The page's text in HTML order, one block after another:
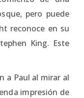
pero puede
reconoce en su
King. Este
a Paul al mirar al
impresión de